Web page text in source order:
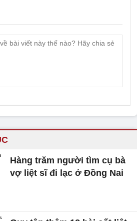
Hàng trăm người tìm cụ bà
vợ liệt sĩ đi lạc ở Đồng Nai